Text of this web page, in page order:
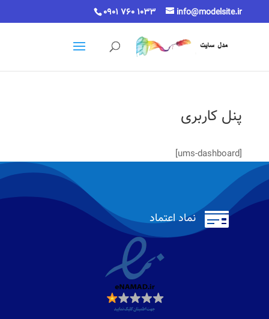
0901 760 1033 info@modelsite.ir
پنل کاربری
[ums-dashboard]
 نماد اعتماد